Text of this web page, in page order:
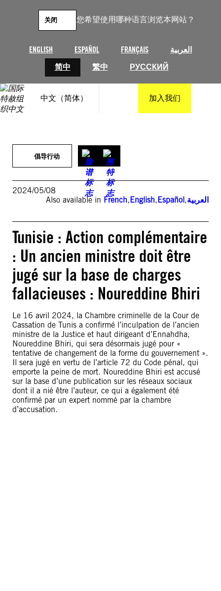
您希望使用哪种语言浏览本网站？
ENGLISH ESPAÑOL FRANÇAIS
العربية
简中
繁中 РУССКИЙ
关闭
中文（简体） 加入我们
倡导行动
2024/05/08
Also available in French,English,Español,العربية
Tunisie : Action complémentaire
: Un ancien ministre doit être
jugé sur la base de charges
fallacieuses : Noureddine Bhiri
Le 16 avril 2024, la Chambre criminelle de la Cour de
Cassation de Tunis a confirmé l’inculpation de l’ancien
ministre de la Justice et haut dirigeant d’Ennahdha,
Noureddine Bhiri, qui sera désormais jugé pour «
tentative de changement de la forme du gouvernement ».
Il sera jugé en vertu de l’article 72 du Code pénal, qui
emporte la peine de mort. Noureddine Bhiri est accusé
sur la base d’une publication sur les réseaux sociaux
dont il a nié être l’auteur, ce qui a également été
confirmé par un expert nommé par la chambre
d’accusation.